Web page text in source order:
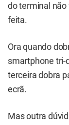
do terminal
feita.
Ora quando
smartphone tri-
terceira dobra
ecrã.
Mas outra